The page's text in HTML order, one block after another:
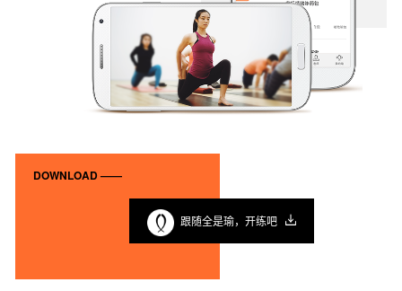
DOWNLOAD ——
跟随全是瑜，开练吧